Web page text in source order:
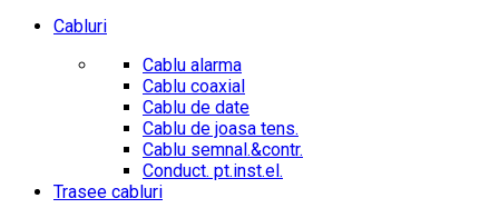
Cabluri
Cablu alarma
Cablu coaxial
Cablu de date
Cablu de joasa tens.
Cablu semnal.&contr.
Conduct. pt.inst.el.
Trasee cabluri